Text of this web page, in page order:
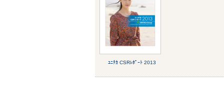
ﾕﾆﾁｶ CSRﾚﾎﾟｰﾄ 2013